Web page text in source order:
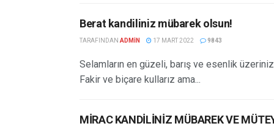
Berat kandiliniz mübarek olsun!
TARAFINDAN ADMIN 17 MART 2022 9843
Selamların en güzeli, barış ve esenlik
Fakir ve biçare kullarız ama...
MİRAC KANDİLİNİZ MÜBAREK VE